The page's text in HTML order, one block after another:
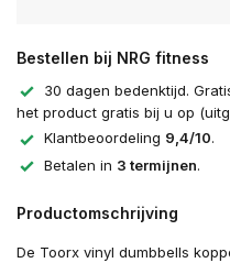
Bestellen bij NRG fitness
30 dagen bedenktijd.
het product gratis bij u op
Klantbeoordeling 9,4/10.
Betalen in 3 termijnen.
Productomschrijving
De Toorx vinyl dumbbells